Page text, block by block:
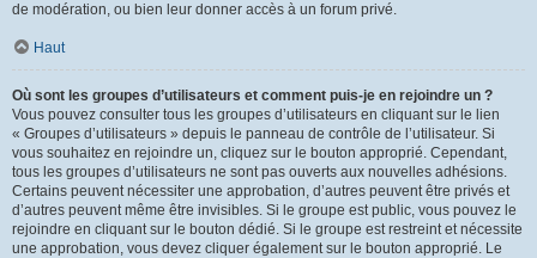
de modération, ou bien leur donner accès à un forum privé.
Haut
Où sont les groupes d’utilisateurs et comment puis-je en rejoindre un ?
Vous pouvez consulter tous les groupes d’utilisateurs en cliquant sur le lien
« Groupes d’utilisateurs » depuis le panneau de contrôle de l’utilisateur. Si
vous souhaitez en rejoindre un, cliquez sur le bouton approprié. Cependant,
tous les groupes d’utilisateurs ne sont pas ouverts aux nouvelles adhésions.
Certains peuvent nécessiter une approbation, d’autres peuvent être privés et
d’autres peuvent même être invisibles. Si le groupe est public, vous pouvez le
rejoindre en cliquant sur le bouton dédié. Si le groupe est restreint et nécessite
une approbation, vous devez cliquer également sur le bouton approprié. Le